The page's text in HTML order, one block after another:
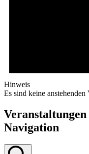
Hinweis
Es sind keine
Navigation